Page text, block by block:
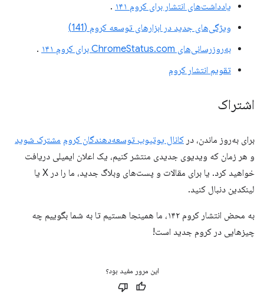
یادداشت‌های انتشار برای کروم ۱۴۱
.
ویژگی‌های جدید در ابزارهای توسعه کروم (141)
به‌روزرسانی‌های ChromeStatus.com برای کروم ۱۴۱
.
تقویم انتشار کروم
اشتراک
برای به‌روز ماندن، در کانال یوتیوب توسعه‌دهندگان کروم مشترک شوید
و هر زمان که ویدیوی جدیدی منتشر کنیم، یک اعلان ایمیلی دریافت
خواهید کرد. یا برای مقالات و پست‌های وبلاگ جدید، ما را در X یا
لینکدین دنبال کنید.
به محض انتشار کروم ۱۴۲، ما همینجا هستیم تا به شما بگوییم چه
چیزهایی در کروم جدید است!
این مرور مفید بود؟